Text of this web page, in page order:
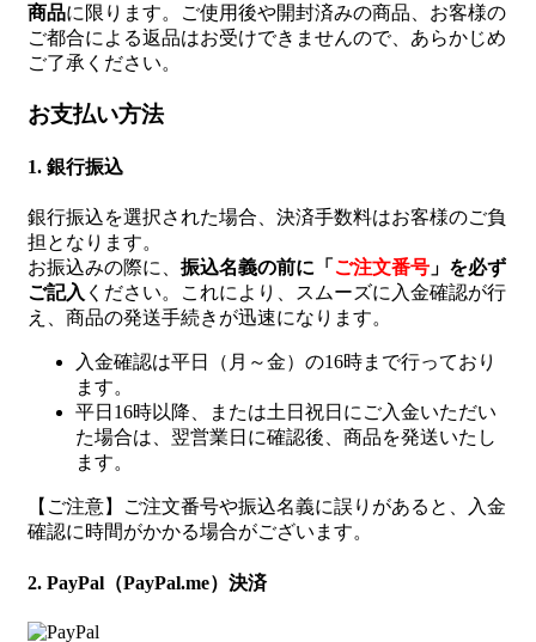
商品に限ります。ご使用後や開封済みの商品、お客様の
ご都合による返品はお受けできませんので、あらかじめ
ご了承ください。
お支払い方法
1. 銀行振込
銀行振込を選択された場合、決済手数料はお客様のご負
担となります。
お振込みの際に、 振込名義の前に「 ご注文番号 」を必ず
ご記入 ください。これにより、スムーズに入金確認が行
え、商品の発送手続きが迅速になります。
入金確認は平日（月～金）の16時まで行っており
ます。
平日16時以降、または土日祝日にご入金いただい
た場合は、翌営業日に確認後、商品を発送いたし
ます。
【ご注意】ご注文番号や振込名義に誤りがあると、入金
確認に時間がかかる場合がございます。
2. PayPal（PayPal.me）決済